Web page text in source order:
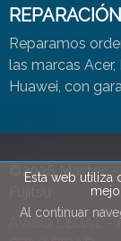
Reparamos
las marcas
Huawei, con
Esta web utiliza
Al continuar
©2026Mastac -
AVISO LEGAL-